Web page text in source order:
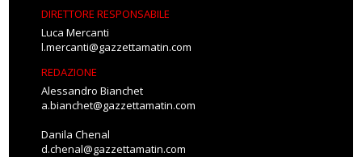
DIRETTORE RESPONSABILE
Luca Mercanti
l.mercanti@gazzettamatin.com
REDAZIONE
Alessandro Bianchet
a.bianchet@gazzettamatin.com
Danila Chenal
d.chenal@gazzettamatin.com